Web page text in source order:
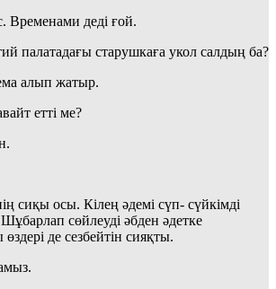
Временами деді ғой.
палатадағы старушкаға укол салдың ба?
алып жатыр.
етті ме?
сиқы осы. Кілең әдемі сүп- сүйкімді
сөйлеуді әбден әдетке
де сезбейтін сияқты.